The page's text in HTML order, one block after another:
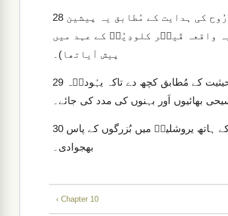
28
واقعہ قَیصؔر کلودِیُسؔ کے عہد میں
پیش آیاتھا)۔
29
بھائیوں اَور بہنوں کی مدد کی جائے۔
30
بھجوادی۔
‹ Chapter 10